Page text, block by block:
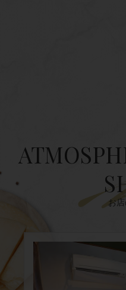
お